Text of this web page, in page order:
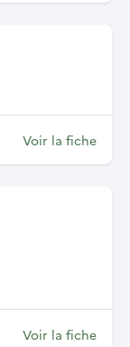
Voir la fiche
Voir la fiche